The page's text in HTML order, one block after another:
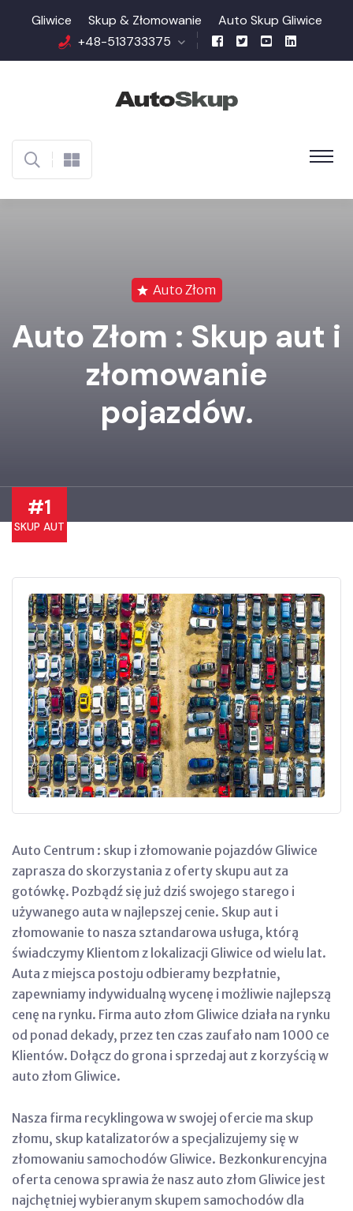
Gliwice Skup & Złomowanie
Auto Skup Gliwice
+48-513733375
Auto Złom
Auto Złom : Skup aut i
złomowanie
pojazdów.
#1
SKUP AUT
Auto Centrum : skup i złomowanie pojazdów Gliwice
zaprasza do skorzystania z oferty skupu aut za
gotówkę. Pozbądź się już dziś swojego starego i
używanego auta w najlepszej cenie. Skup aut i
złomowanie to nasza sztandarowa usługa, którą
świadczymy Klientom z lokalizacji Gliwice od wielu lat.
Auta z miejsca postoju odbieramy bezpłatnie,
zapewniamy indywidualną wycenę i możliwie najlepszą
cenę na rynku. Firma auto złom Gliwice działa na rynku
od ponad dekady, przez ten czas zaufało nam 1000 ce
Klientów. Dołącz do grona i sprzedaj aut z korzyścią w
auto złom Gliwice.
Nasza firma recyklingowa w swojej ofercie ma skup
złomu, skup katalizatorów a specjalizujemy się w
złomowaniu samochodów Gliwice. Bezkonkurencyjna
oferta cenowa sprawia że nasz auto złom Gliwice jest
najchętniej wybieranym skupem samochodów dla